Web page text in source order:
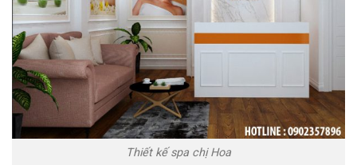
Thiết kế spa chị Hoa